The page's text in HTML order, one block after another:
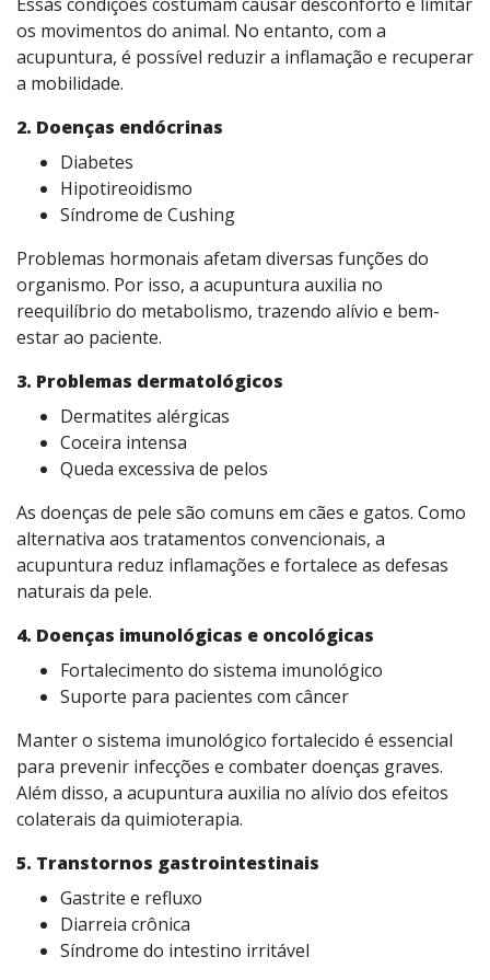
os movimentos do animal. No entanto, com a
acupuntura, é possível reduzir a inflamação e recuperar
a mobilidade.
2. Doenças endócrinas
Diabetes
Hipotireoidismo
Síndrome de Cushing
Problemas hormonais afetam diversas funções do
organismo. Por isso, a acupuntura auxilia no
reequilíbrio do metabolismo, trazendo alívio e bem-
estar ao paciente.
3. Problemas dermatológicos
Dermatites alérgicas
Coceira intensa
Queda excessiva de pelos
As doenças de pele são comuns em cães e gatos. Como
alternativa aos tratamentos convencionais, a
acupuntura reduz inflamações e fortalece as defesas
naturais da pele.
4. Doenças imunológicas e oncológicas
Fortalecimento do sistema imunológico
Suporte para pacientes com câncer
Manter o sistema imunológico fortalecido é essencial
para prevenir infecções e combater doenças graves.
Além disso, a acupuntura auxilia no alívio dos efeitos
colaterais da quimioterapia.
5. Transtornos gastrointestinais
Gastrite e refluxo
Diarreia crônica
Síndrome do intestino irritável